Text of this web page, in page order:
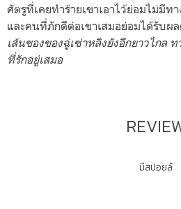
ศัตรูที่เคยทำร้ายเขาเอาไว้ย่อมไม่มีท
และคนที่ภักดีต่อเขาเสมอย่อมได้รับ
เส้นของของฉู่เซ่าหลิงยังอีกยาวไกล
ที่รักอยู่เสมอ
มีสปอยล์